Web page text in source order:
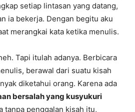
setiap lintasan yang datang,
ia bekerja. Dengan begitu aku
merangkai kata ketika menulis.
Tapi itulah adanya. Berbicara
berawal dari suatu kisah
diketahui orang. Karena ada
bersalah yang kusyukuri
tanpa penggalan kisah itu,